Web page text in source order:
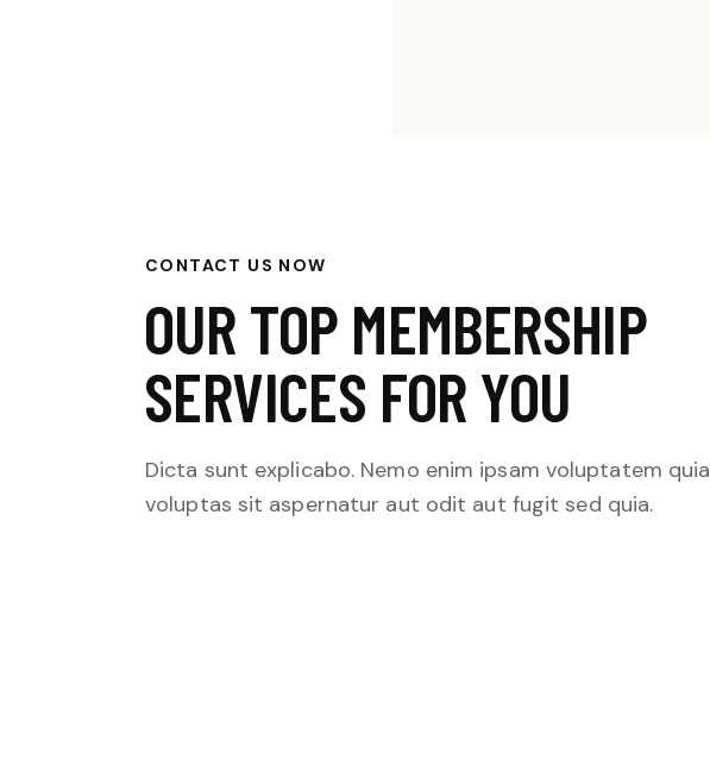
CONTACT US NOW
OUR TOP MEMBERSHIP
SERVICES FOR YOU
Dicta sunt explicabo. Nemo enim ipsam voluptatem quia
voluptas sit aspernatur aut odit aut fugit sed quia.